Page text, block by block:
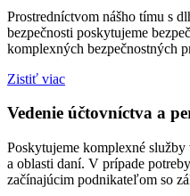
Prostredníctvom nášho tímu s
bezpečnosti poskytujeme
komplexných bezpečnostných
Zistiť viac
Vedenie účtovníctva a
Poskytujeme komplexné
a oblasti daní. V prípade
začínajúcim podnikateľom so